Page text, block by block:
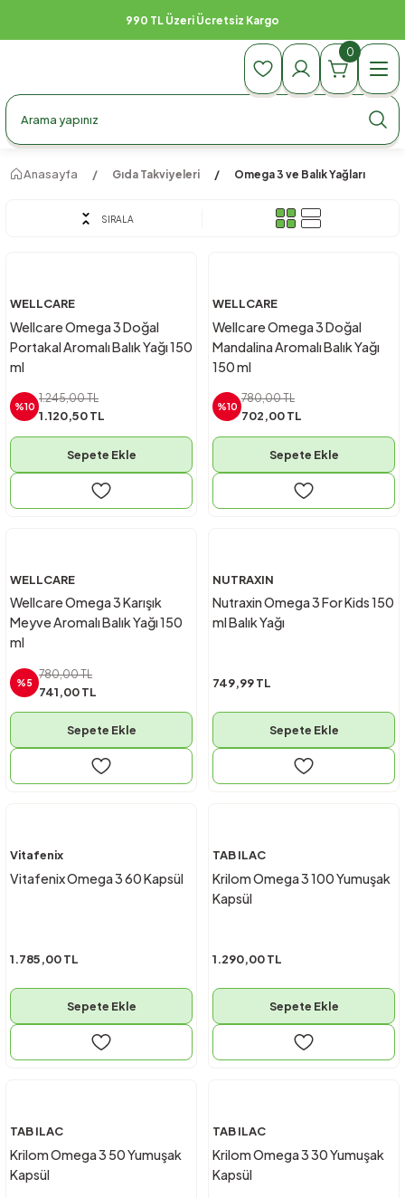
990 TL Üzeri Ücretsiz Kargo
0
Anasayfa Gıda Takviyeleri Omega 3 ve Balık Yağları
SIRALA
WELLCARE
Wellcare Omega 3 Doğal
Portakal Aromalı Balık Yağı 150
ml
%10
1.245,00 TL
1.120,50 TL
Sepete Ekle
WELLCARE
Wellcare Omega 3 Doğal
Mandalina Aromalı Balık Yağı
150 ml
%10
780,00 TL
702,00 TL
Sepete Ekle
WELLCARE
Wellcare Omega 3 Karışık
Meyve Aromalı Balık Yağı 150
ml
%5
780,00 TL
741,00 TL
Sepete Ekle
NUTRAXIN
Nutraxin Omega 3 For Kids 150
ml Balık Yağı
749,99 TL
Sepete Ekle
Vitafenix
Vitafenix Omega 3 60 Kapsül
1.785,00 TL
Sepete Ekle
TAB ILAC
Krilom Omega 3 100 Yumuşak
Kapsül
1.290,00 TL
Sepete Ekle
TAB ILAC
Krilom Omega 3 50 Yumuşak
Kapsül
TAB ILAC
Krilom Omega 3 30 Yumuşak
Kapsül